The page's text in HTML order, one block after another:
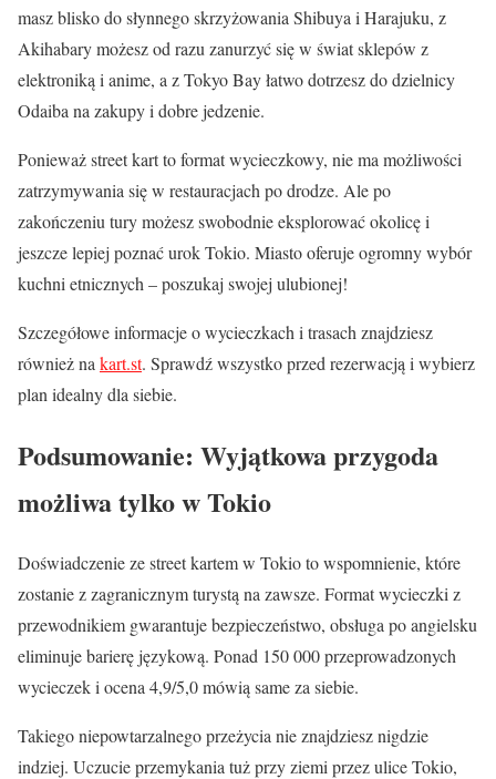
masz blisko do słynnego skrzyżowania Shibuya i Harajuku, z
Akihabary możesz od razu zanurzyć się w świat sklepów z
elektroniką i anime, a z Tokyo Bay łatwo dotrzesz do dzielnicy
Odaiba na zakupy i dobre jedzenie.
Ponieważ street kart to format wycieczkowy, nie ma możliwości
zatrzymywania się w restauracjach po drodze. Ale po
zakończeniu tury możesz swobodnie eksplorować okolicę i
jeszcze lepiej poznać urok Tokio. Miasto oferuje ogromny wybór
kuchni etnicznych – poszukaj swojej ulubionej!
Szczegółowe informacje o wycieczkach i trasach znajdziesz
również na kart.st. Sprawdź wszystko przed rezerwacją i wybierz
plan idealny dla siebie.
Podsumowanie: Wyjątkowa przygoda
możliwa tylko w Tokio
Doświadczenie ze street kartem w Tokio to wspomnienie, które
zostanie z zagranicznym turystą na zawsze. Format wycieczki z
przewodnikiem gwarantuje bezpieczeństwo, obsługa po angielsku
eliminuje barierę językową. Ponad 150 000 przeprowadzonych
wycieczek i ocena 4,9/5,0 mówią same za siebie.
Takiego niepowtarzalnego przeżycia nie znajdziesz nigdzie
indziej. Uczucie przemykania tuż przy ziemi przez ulice Tokio,